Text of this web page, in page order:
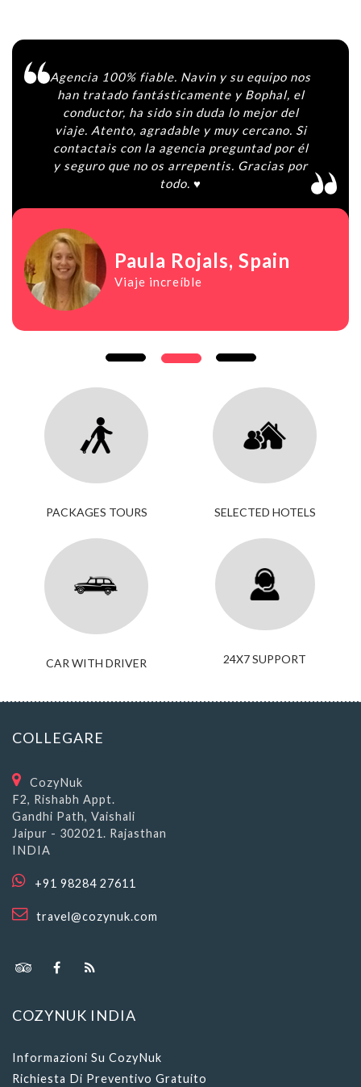
Agencia 100% fiable. Navin y su equipo nos
han tratado fantásticamente y Bophal, el
conductor, ha sido sin duda lo mejor del
viaje. Atento, agradable y muy cercano. Si
contactais con la agencia preguntad por él
y seguro que no os arrepentis. Gracias por
todo. ♥️
Paula Rojals, Spain
Viaje increíble
PACKAGES TOURS SELECTED HOTELS
CAR WITH DRIVER 24X7 SUPPORT
COLLEGARE
CozyNuk
F2, Rishabh Appt.
Gandhi Path, Vaishali
Jaipur - 302021. Rajasthan
INDIA
+91 98284 27611
travel@cozynuk.com
COZYNUK INDIA
Informazioni Su CozyNuk
Richiesta Di Preventivo Gratuito